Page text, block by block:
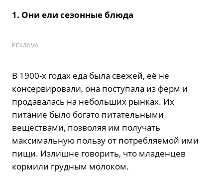
1. Они ели сезонные блюда
РЕКЛАМА
В 1900-х годах еда была свежей, её не
консервировали, она поступала из ферм и
продавалась на небольших рынках. Их
питание было богато питательными
веществами, позволяя им получать
максимальную пользу от потребляемой ими
пищи. Излишне говорить, что младенцев
кормили грудным молоком.